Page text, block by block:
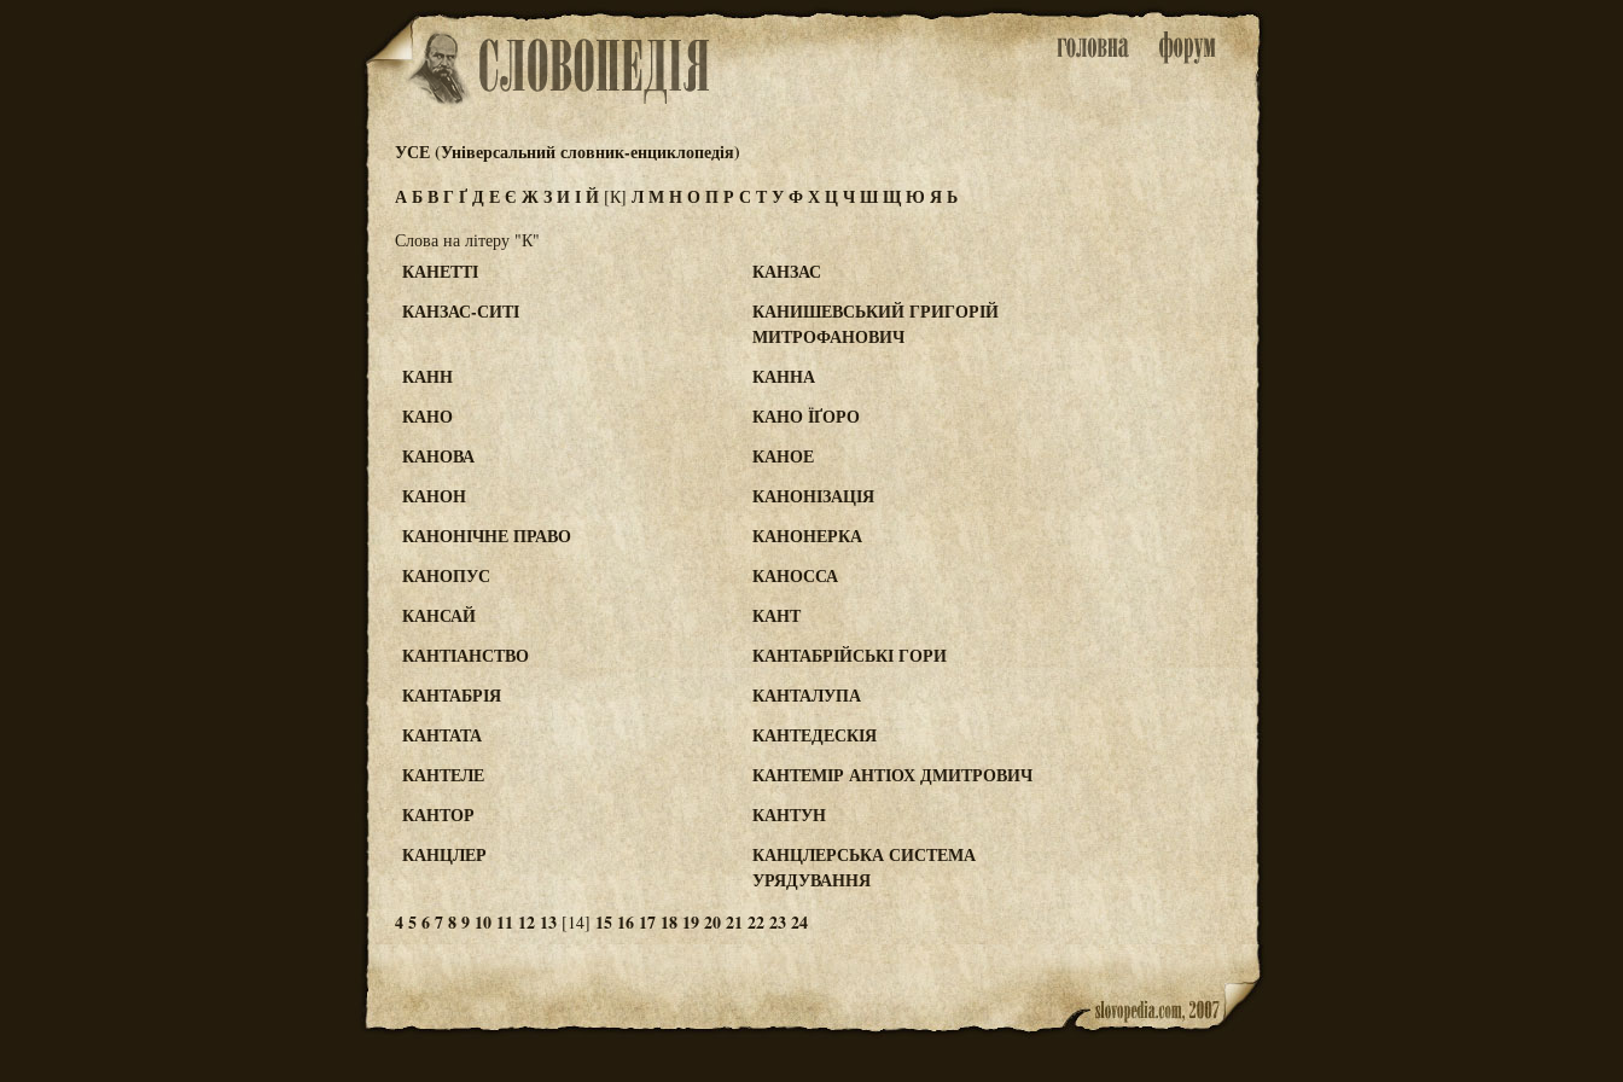
УСЕ (Універсальний словник-енциклопедія)
АБВГҐДЕЄ ЖЗИІЙ [К] ЛМНОПРС ТУФХЦЧШЩЮ ЯЬ
Слова на літеру "К"
КАНЕТТІ
КАНЗАС
КАНЗАС-СИТІ
КАНИШЕВСЬКИЙ ГРИГОРІЙ
МИТРОФАНОВИЧ
КАНН
КАННА
КАНО
КАНО ЇҐОРО
КАНОВА
КАНОЕ
КАНОН
КАНОНІЗАЦІЯ
КАНОНІЧНЕ ПРАВО
КАНОНЕРКА
КАНОПУС
КАНОССА
КАНСАЙ
КАНТ
КАНТІАНСТВО
КАНТАБРІЙСЬКІ ГОРИ
КАНТАБРІЯ
КАНТАЛУПА
КАНТАТА
КАНТЕДЕСКІЯ
КАНТЕЛЕ
КАНТЕМІР АНТІОХ ДМИТРОВИЧ
КАНТОР
КАНТУН
КАНЦЛЕР
КАНЦЛЕРСЬКА СИСТЕМА
УРЯДУВАННЯ
456789 10 1112 13[14] 15 16 17 18 192021 222324